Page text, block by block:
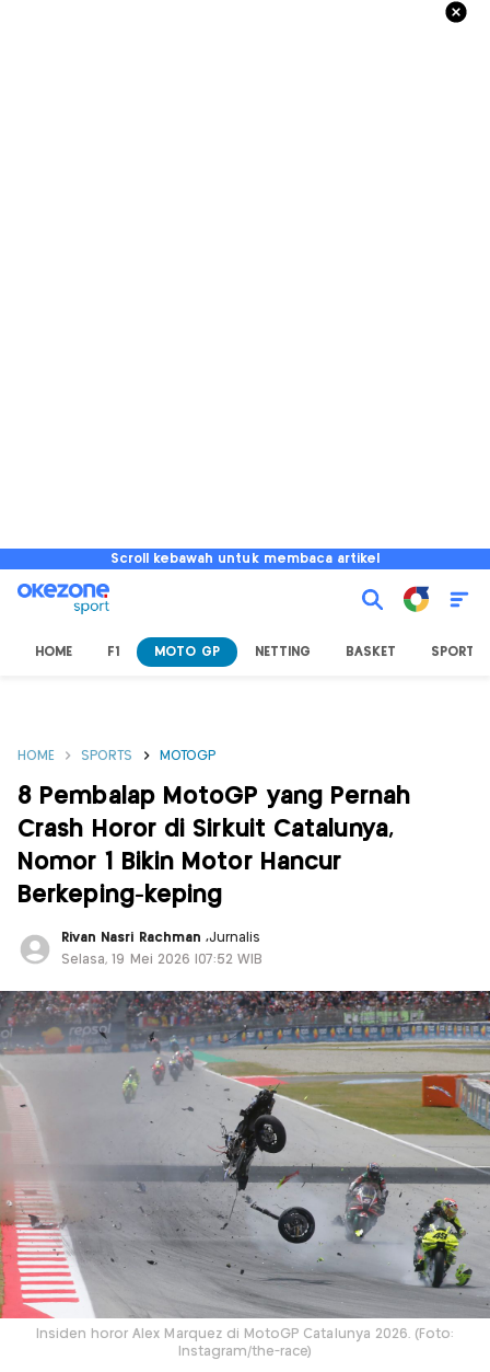
Scroll kebawah untuk membaca artikel
HOME F1 MOTO GP NETTING BASKET SPORT
HOME SPORTS MOTOGP
8 Pembalap MotoGP yang Pernah
Crash Horor di Sirkuit Catalunya,
Nomor 1 Bikin Motor Hancur
Berkeping-keping
Rivan Nasri Rachman ,Jurnalis
Selasa, 19 Mei 2026 |07:52 WIB
Insiden horor Alex Marquez di MotoGP Catalunya 2026. (Foto:
Instagram/the-race)